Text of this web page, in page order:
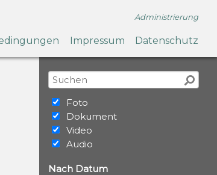
Administrierung
Impressum Datenschutz
Foto
Dokument
Video
Audio
Nach Datum